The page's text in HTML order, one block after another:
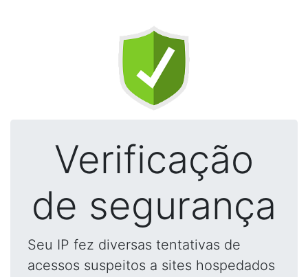
Verificação
de segurança
Seu IP fez diversas tentativas de
acessos suspeitos a sites hospedados